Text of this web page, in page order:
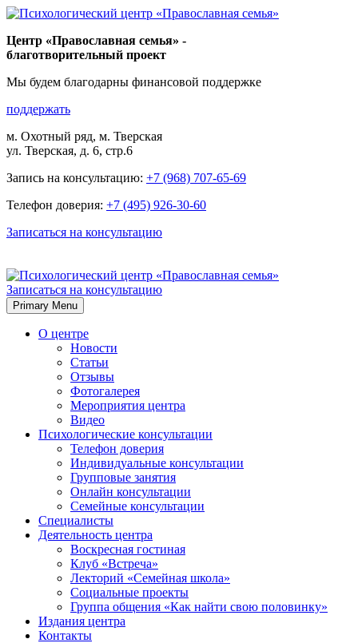
Skip
content
Центр «Православная семья» -
благотворительный проект
Мы будем благодарны финансовой поддержке
поддержать
м. Охотный ряд, м. Тверская
ул. Тверская, д. 6, стр.6
Запись на консультацию: +7 (968) 707-65-69
Телефон доверия: +7 (495) 926-30-60
Записаться на консультацию
Записаться на консультацию
Primary Menu
О центре
Новости
Статьи
Отзывы
Фотогалерея
Мероприятия центра
Видео
Психологические консультации
Телефон доверия
Индивидуальные консультации
Групповые занятия
Онлайн консультации
Семейные консультации
Специалисты
Деятельность центра
Воскресная гостиная
Клуб «Встреча»
Лекторий «Семейная школа»
Социальные проекты
Группа общения «Как найти свою половинку»
Издания центра
Контакты